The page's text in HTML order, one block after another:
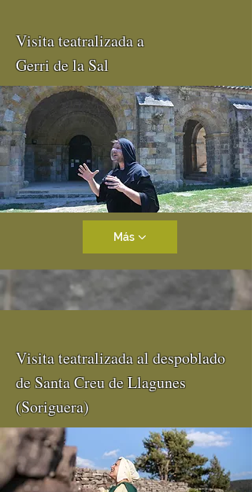
Visita teatralizada a
Gerri de la Sal
Más
Visita teatralizada al despoblado
de Santa Creu de Llagunes
(Soriguera)